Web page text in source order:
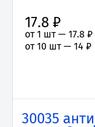
17.8 ₽
от 1 шт — 17.8 ₽
от 10 шт — 14 ₽
30035